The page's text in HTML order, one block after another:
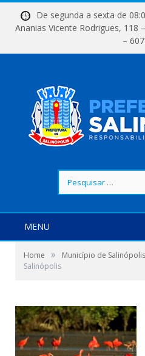
De segunda a sexta de
Ananias Vicente Rodrigues,
–
por:
MENU
Home » Município de Salinópolis
Salinópolis